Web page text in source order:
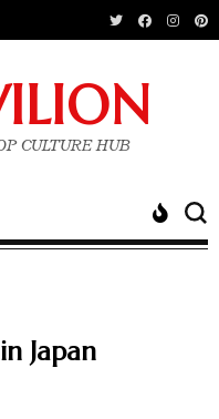
CULTURE HUB
Japan